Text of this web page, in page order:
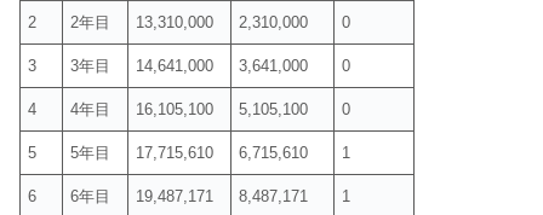
2 2年目 13,310,000 2,310,000 0
3 3年目 14,641,000 3,641,000 0
4 4年目 16,105,100 5,105,100 0
5 5年目 17,715,610 6,715,610 1
6 6年目 19,487,171 8,487,171 1